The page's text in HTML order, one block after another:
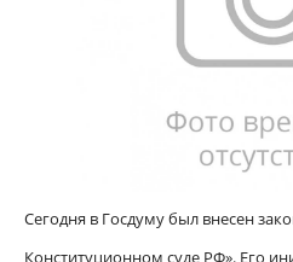
Сегодня в Госдуму был внесен
Конституционном суде РФ». Его